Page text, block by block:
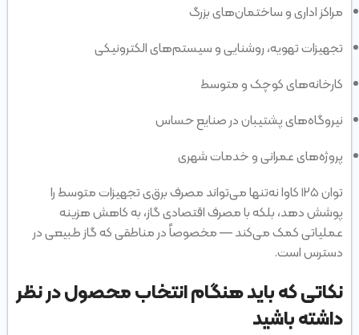
مراکز اداری و ساختمان‌های بزرگ
تجهیزات تهویه، روشنایی و سیستم‌های الکترونیکی
کارخانه‌های کوچک و متوسط
نیروگاه‌های پشتیبان در صنایع حساس
پروژه‌های عمرانی و خدمات شهری
توان ۱۲۵ کاوا نه‌تنها می‌تواند مصرف برق‌ی تجهیزات متوسط را
پوشش دهد، بلکه با مصرف اقتصادی گاز، به کاهش هزینه
عملیاتی کمک می‌کند — مخصوصاً در مناطقی که گاز طبیعی در
دسترس است.
نکاتی که باید هنگام انتخاب محصول در نظر
داشته باشید